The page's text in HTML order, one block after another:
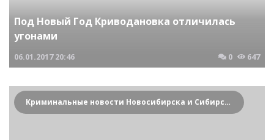
Под Новый Год Криводановка отличилась
угонами
06.01.2017 20:46 0 647
Криминальные новости Новосибирска и Сибирского региона